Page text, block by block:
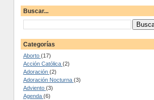
Buscar...
Categorías
Aborto (17)
Acción Católica (2)
Adoración (2)
Adoración Nocturna (3)
Adviento (3)
Agenda (6)